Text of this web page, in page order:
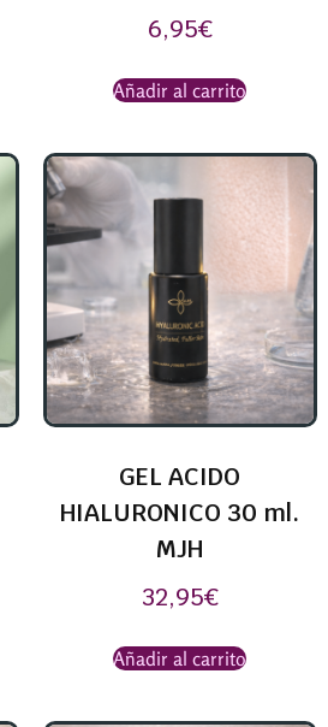
6,95€
Añadir al carrito
GEL ACIDO
HIALURONICO 30 ml.
MJH
32,95€
Añadir al carrito